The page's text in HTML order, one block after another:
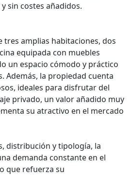
sin costes añadidos.
tres amplias habitaciones, dos
equipada con muebles
un espacio cómodo y práctico
Además, la propiedad cuenta
ideales para disfrutar del
privado, un valor añadido muy
su atractivo en el mercado
distribución y tipología, la
demanda constante en el
que refuerza su